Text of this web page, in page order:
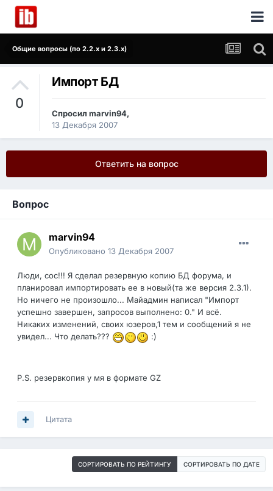
Общие вопросы (по 2.2.x и 2.3.x)
0
Импорт БД
Спросил marvin94,
13 Декабря 2007
Ответить на вопрос
Вопрос
marvin94
Опубликовано 13 Декабря 2007
Люди, сос!!! Я сделал резервную копию БД форума, и
планировал импортировать ее в новый(та же версия 2.3.1).
Но ничего не произошло... Майадмин написал "Импорт
успешно завершен, запросов выполнено: 0." И всё.
Никаких изменений, своих юзеров,1 тем и сообщений я не
увидел... Что делать???
:)
P.S. резервкопия у мя в формате GZ
Цитата
СОРТИРОВАТЬ ПО РЕЙТИНГУ СОРТИРОВАТЬ ПО ДАТЕ